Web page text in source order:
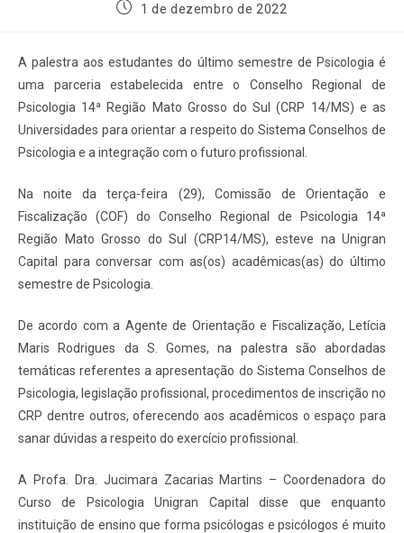
1 de dezembro de 2022
A palestra aos estudantes do último semestre de Psicologia é
uma parceria estabelecida entre o Conselho Regional de
Psicologia 14ª Região Mato Grosso do Sul (CRP 14/MS) e as
Universidades para orientar a respeito do Sistema Conselhos de
Psicologia e a integração com o futuro profissional.
Na noite da terça-feira (29), Comissão de Orientação e
Fiscalização (COF) do Conselho Regional de Psicologia 14ª
Região Mato Grosso do Sul (CRP14/MS), esteve na Unigran
Capital para conversar com as(os) acadêmicas(as) do último
semestre de Psicologia.
De acordo com a Agente de Orientação e Fiscalização, Letícia
Maris Rodrigues da S. Gomes, na palestra são abordadas
temáticas referentes a apresentação do Sistema Conselhos de
Psicologia, legislação profissional, procedimentos de inscrição no
CRP dentre outros, oferecendo aos acadêmicos o espaço para
sanar dúvidas a respeito do exercício profissional.
A Profa. Dra. Jucimara Zacarias Martins – Coordenadora do
Curso de Psicologia Unigran Capital disse que enquanto
instituição de ensino que forma psicólogas e psicólogos é muito